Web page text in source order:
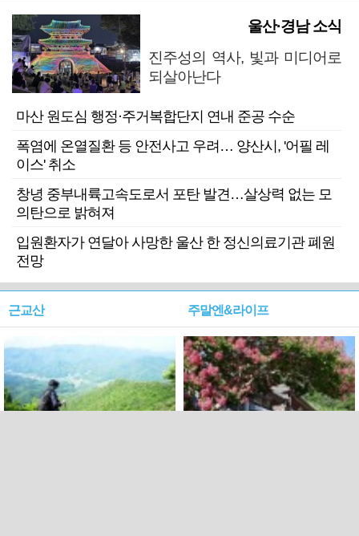
울산·경남 소식
진주성의 역사, 빛과 미디어로
되살아난다
마산 원도심 행정·주거복합단지 연내 준공 수순
폭염에 온열질환 등 안전사고 우려… 양산시, '어필 레
이스' 취소
창녕 중부내륙고속도로서 포탄 발견…살상력 없는 모
의탄으로 밝혀져
입원환자가 연달아 사망한 울산 한 정신의료기관 폐원
전망
근교산 주말엔&라이프